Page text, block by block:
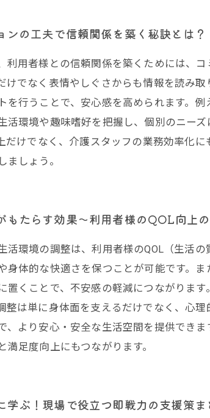
ンの工夫で信頼関係を築く秘訣とは？
利用者様との信頼関係を築くためには、
けでなく表情やしぐさからも情報を読み
を行うことで、安心感を高められます。
活環境や趣味嗜好を把握し、個別のニー
だけでなく、介護スタッフの業務効率化
ましょう。
もたらす効果〜利用者様のQOL向上
活環境の調整は、利用者様のQOL（生活
身体的な快適さを保つことが可能です。
置くことで、不安感の軽減につながりま
整は単に身体面を支えるだけでなく、心
、より安心・安全な生活空間を提供でき
満足度向上にもつながります。
学ぶ！現場で役立つ即戦力の支援策ま